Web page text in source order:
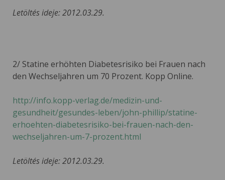
Letöltés ideje: 2012.03.29.
2/ Statine erhöhten Diabetesrisiko bei Frauen nach
den Wechseljahren um 70 Prozent. Kopp Online.
http://info.kopp-verlag.de/medizin-und-
gesundheit/gesundes-leben/john-phillip/statine-
erhoehten-diabetesrisiko-bei-frauen-nach-den-
wechseljahren-um-7-prozent.html
Letöltés ideje: 2012.03.29.